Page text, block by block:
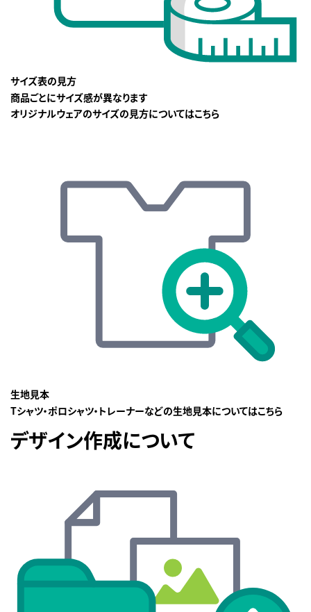
サイズ表の見方
商品ごとにサイズ感が異なります
オリジナルウェアのサイズの見方についてはこちら
生地見本
Tシャツ・ポロシャツ・トレーナーなどの生地見本についてはこちら
デザイン作成について